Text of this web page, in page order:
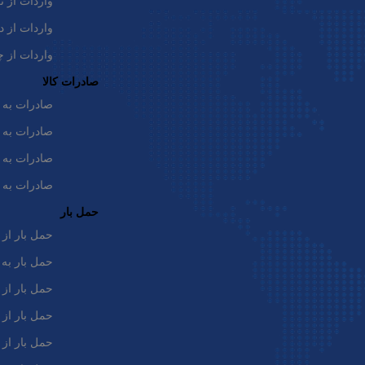
واردات از
واردات از
صادرات کالا
صادرات
صادرات به
صادرات
صادرات
حمل بار
حمل بار
حمل بار
حمل بار
حمل بار
حمل بار از
حمل هوایی کالا تا ترخیص و تحویل مرسولات با حداکثر
مسیریابی با بلد